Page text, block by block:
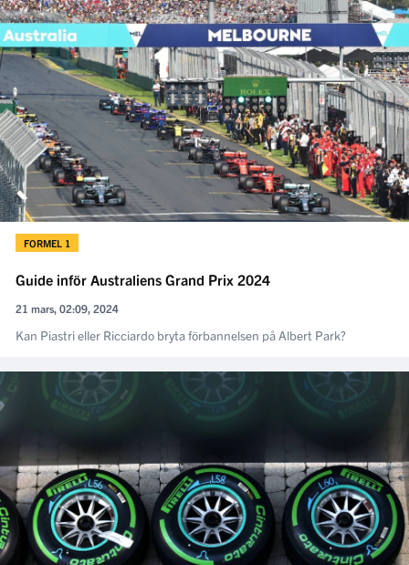
FORMEL 1
Guide inför Australiens Grand Prix 2024
21 mars, 02:09, 2024
Kan Piastri eller Ricciardo bryta förbannelsen på Albert Park?